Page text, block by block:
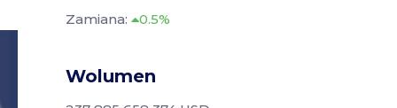
Zamiana:
0.5%
Wolumen